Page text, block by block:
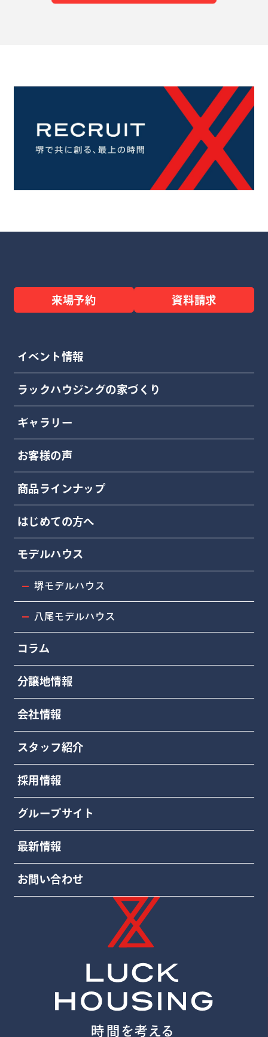
来場予約 資料請求
イベント情報
ラックハウジングの家づくり
ギャラリー
お客様の声
商品ラインナップ
はじめての方へ
モデルハウス
堺モデルハウス
八尾モデルハウス
コラム
分譲地情報
会社情報
スタッフ紹介
採用情報
グループサイト
最新情報
お問い合わせ